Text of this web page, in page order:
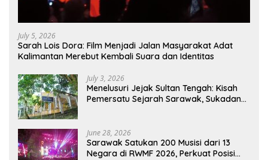
July 5, 2026
Sarah Lois Dora: Film Menjadi Jalan Masyarakat Adat
Kalimantan Merebut Kembali Suara dan Identitas
July 3, 2026
Menelusuri Jejak Sultan Tengah: Kisah
Pemersatu Sejarah Sarawak, Sukadana,
June 28, 2026
Sarawak Satukan 200 Musisi dari 13
Negara di RWMF 2026, Perkuat Posisi